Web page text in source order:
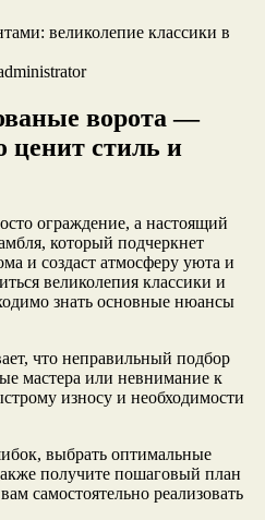
ворота —
ценит стиль и
ограждение, а настоящий
который подчеркнет
и создаст атмосферу уюта и
великолепия классики и
знать основные нюансы
что неправильный подбор
мастера или невнимание к
износу и необходимости
выбрать оптимальные
получите пошаговый план
самостоятельно реализовать